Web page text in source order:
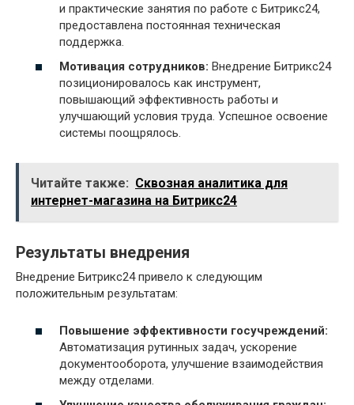
и практические занятия по работе с Битрикс24,
предоставлена постоянная техническая
поддержка.
Мотивация сотрудников: Внедрение Битрикс24
позиционировалось как инструмент,
повышающий эффективность работы и
улучшающий условия труда. Успешное освоение
системы поощрялось.
Читайте также: Сквозная аналитика для
интернет-магазина на Битрикс24
Результаты внедрения
Внедрение Битрикс24 привело к следующим
положительным результатам:
Повышение эффективности госучреждений:
Автоматизация рутинных задач, ускорение
документооборота, улучшение взаимодействия
между отделами.